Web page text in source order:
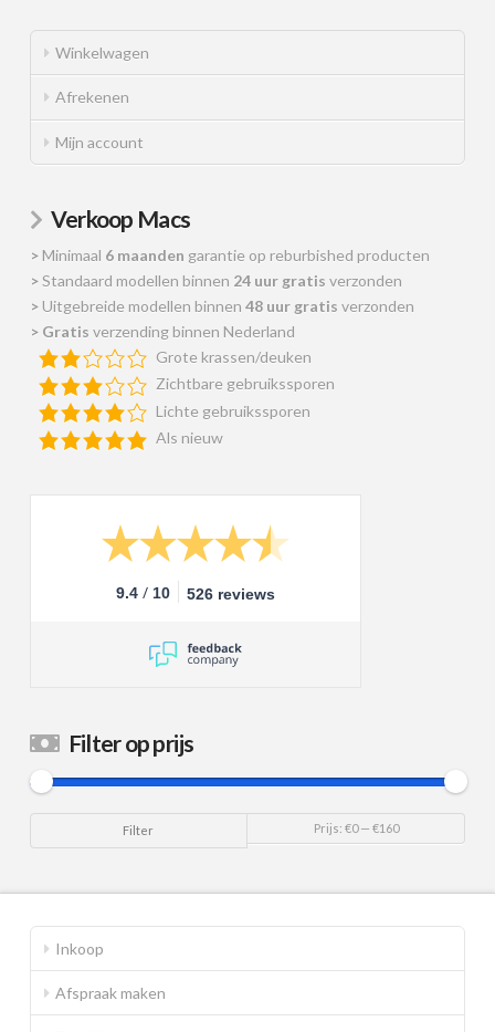
Winkelwagen
Afrekenen
Mijn account
Verkoop Macs
>Minimaal 6 maanden garantie op reburbished producten
>Standaard modellen binnen 24 uur gratis verzonden
>Uitgebreide modellen binnen 48 uur gratis verzonden
>Gratis verzending binnen Nederland
Grote krassen/deuken
Zichtbare gebruikssporen
Lichte gebruikssporen
Als nieuw
9.4 / 10 526 reviews
Filter op prijs
prijs
prijs
Filter Prijs: €0— €160
Inkoop
Afspraak maken